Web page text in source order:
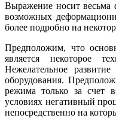
Выражение носит весьма
возможных
более подробно на
Предположим, что
является некоторое
Нежелательное
оборудования.
режима только за счет
условиях негативный
непосредственно на